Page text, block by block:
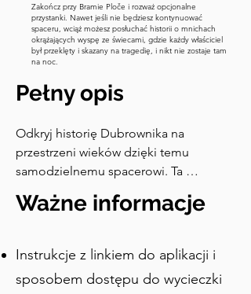
Zakończ przy Bramie Ploče i rozważ opcjonalne
przystanki. Nawet jeśli nie będziesz kontynuować
spaceru, wciąż możesz posłuchać historii o mnichach
okrążających wyspę ze świecami, gdzie każdy właściciel
był przeklęty i skazany na tragedię, i nikt nie zostaje tam
na noc.
Pełny opis
Odkryj historię Dubrownika na
przestrzeni wieków dzięki temu
samodzielnemu spacerowi. Ta
starym mieście, gdzie odwiedzisz
Możesz zatrzymać się, aby wejść do
zabytków, zrobić zdjęcia i cieszyć się
wycieczką we własnym tempie.
Ważne informacje
Instrukcje z linkiem do aplikacji i
sposobem dostępu do wycieczki